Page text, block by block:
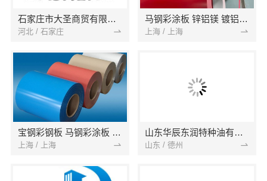
石家庄市大圣商贸有限公司
河北 / 石家庄
马钢彩涂板 锌铝镁 镀铝锌 镀锌卷 铝镁锌 镀铝卷
上海 / 上海
宝钢彩钢板 马钢彩涂板 镀铝锌卷板 氟碳彩钢板 烨辉彩涂卷 锌铝镁卷 光伏支架
上海 / 上海
山东华辰东润特种油有限公司
山东 / 德州